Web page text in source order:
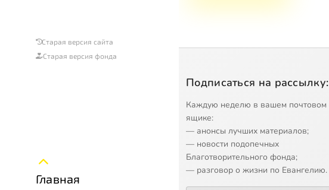
Старая версия сайта
Старая версия фонда
Главная
Подписаться на рассылку:
Каждую неделю в вашем почтовом
ящике:
— анонсы лучших материалов;
— новости подопечных
Благотворительного фонда;
— разговор о жизни по Евангелию.